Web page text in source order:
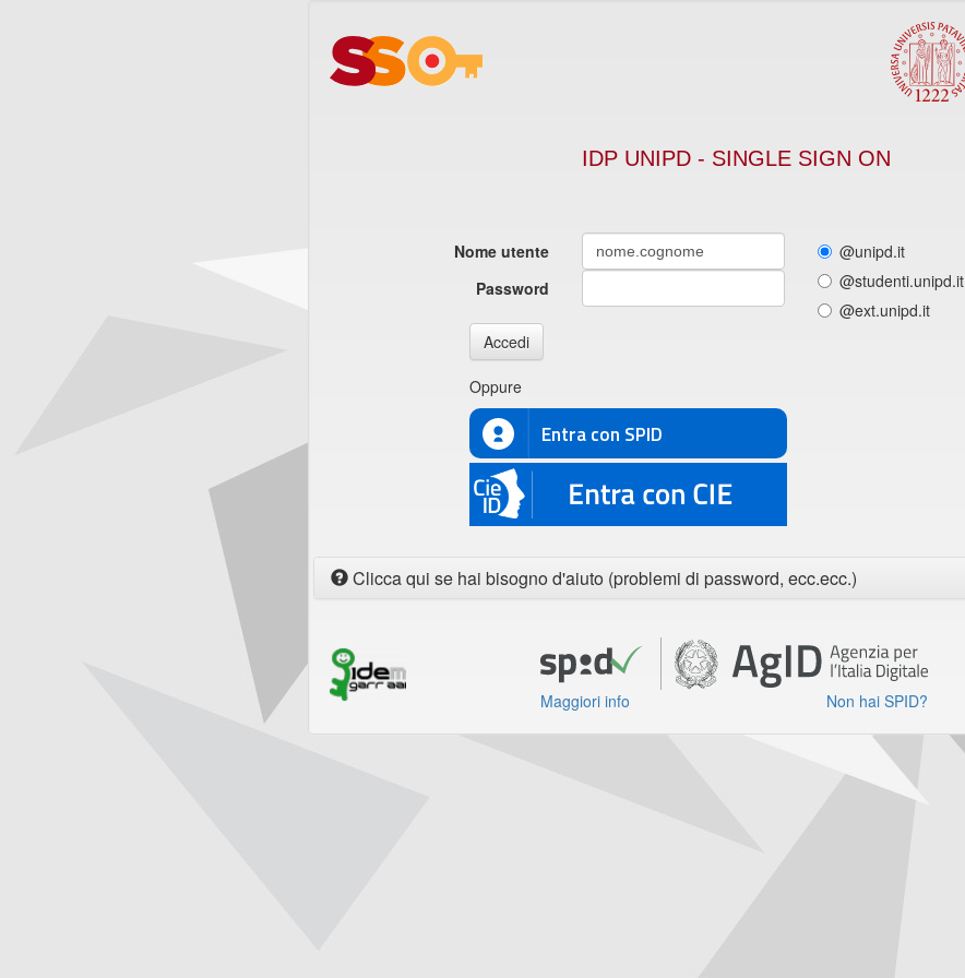
IDP UNIPD - SINGLE SIGN ON
Nome utente
Password
@unipd.it
@studenti.unipd.it
@ext.unipd.it
Accedi
Oppure
Entra con SPID
CIE
Clicca qui se hai bisogno d'aiuto (problemi di password, ecc.ecc.)
Maggiori info Non hai SPID?